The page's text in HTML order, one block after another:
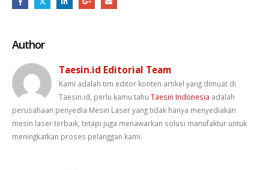
Author
Taesin.id Editorial Team
Kami adalah tim editor konten artikel yang dimuat di
Taesin.id, perlu kamu tahu Taesin Indonesia adalah
perusahaan penyedia Mesin Laser yang tidak hanya menyediakan
mesin laser terbaik, tetapi juga menawarkan solusi manufaktur untuk
meningkatkan proses pelanggan kami.